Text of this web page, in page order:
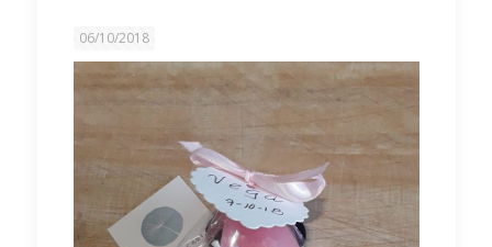
06/10/2018